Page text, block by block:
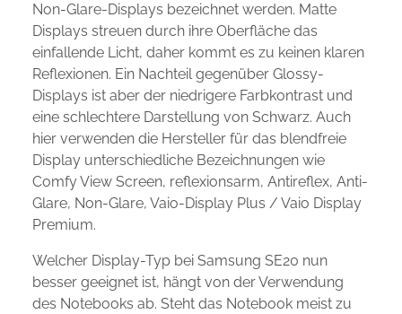
Non-Glare-Displays bezeichnet werden. Matte
Displays streuen durch ihre Oberfläche das
einfallende Licht, daher kommt es zu keinen klaren
Reflexionen. Ein Nachteil gegenüber Glossy-
Displays ist aber der niedrigere Farbkontrast und
eine schlechtere Darstellung von Schwarz. Auch
hier verwenden die Hersteller für das blendfreie
Display unterschiedliche Bezeichnungen wie
Comfy View Screen, reflexionsarm, Antireflex, Anti-
Glare, Non-Glare, Vaio-Display Plus / Vaio Display
Premium.
Welcher Display-Typ bei Samsung SE20 nun
besser geeignet ist, hängt von der Verwendung
des Notebooks ab. Steht das Notebook meist zu